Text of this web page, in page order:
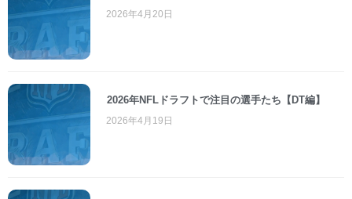
2026年4月20日
2026年NFLドラフトで注目の選手たち【DT編】
2026年4月19日